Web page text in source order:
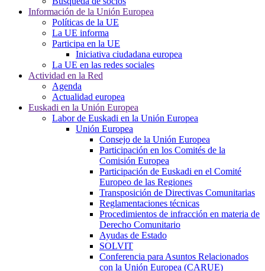
Información de la Unión Europea
Políticas de la UE
La UE informa
Participa en la UE
Iniciativa ciudadana europea
La UE en las redes sociales
Actividad en la Red
Agenda
Actualidad europea
Euskadi en la Unión Europea
Labor de Euskadi en la Unión Europea
Unión Europea
Consejo de la Unión Europea
Participación en los Comités de la
Comisión Europea
Participación de Euskadi en el Comité
Europeo de las Regiones
Transposición de Directivas Comunitarias
Reglamentaciones técnicas
Procedimientos de infracción en materia de
Derecho Comunitario
Ayudas de Estado
SOLVIT
Conferencia para Asuntos Relacionados
con la Unión Europea (CARUE)